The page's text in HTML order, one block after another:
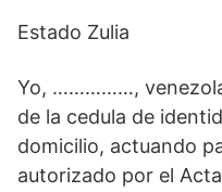
Estado Zulia
Yo, ……………,
de la cedula de
domicilio, actuando
autorizado por el